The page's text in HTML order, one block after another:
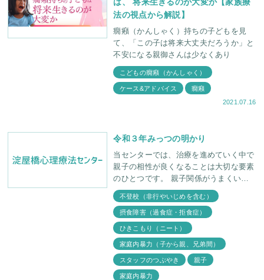
法の視点から解説】
癇癪（かんしゃく）持ちの子どもを見
て、「この子は将来大丈夫だろうか」と
不安になる親御さんは少なくあり
こどもの癇癪（かんしゃく）
ケース&アドバイス
癇癪
2021.07.16
令和３年みっつの明かり
当センターでは、治療を進めていく中で
親子の相性が良くなることは大切な要素
のひとつです。 親子関係がうまくいき
始めると、その過程で子供には色々な良
い変化が起こってきます。 新年はじめ
は、３組の親子の
不登校（非行やいじめを含む）
摂食障害（過食症・拒食症）
ひきこもり（ニート）
家庭内暴力（子から親、兄弟間）
スタッフのつぶやき 親子
家庭内暴力